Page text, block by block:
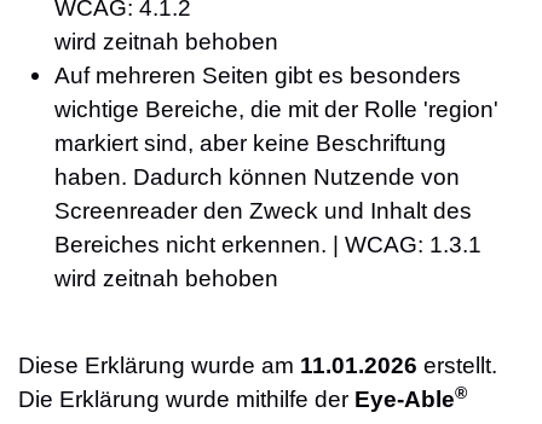
WCAG: 4.1.2
wird zeitnah behoben
Auf mehreren Seiten gibt es besonders
wichtige Bereiche, die mit der Rolle 'region'
markiert sind, aber keine Beschriftung
haben. Dadurch können Nutzende von
Screenreader den Zweck und Inhalt des
Bereiches nicht erkennen. | WCAG: 1.3.1
wird zeitnah behoben
Diese Erklärung wurde am 11.01.2026 erstellt.
Die Erklärung wurde mithilfe der Eye-Able®